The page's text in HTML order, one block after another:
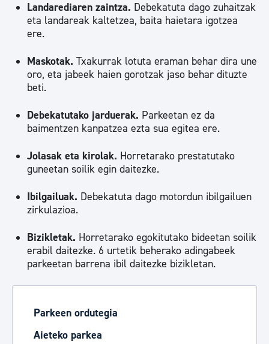
Landarediaren zaintza. Debekatuta dago zuhaitzak
eta landareak kaltetzea, baita haietara igotzea
ere.
Maskotak. Txakurrak lotuta eraman behar dira une
oro, eta jabeek haien gorotzak jaso behar dituzte
beti.
Debekatutako jarduerak. Parkeetan ez da
baimentzen kanpatzea ezta sua egitea ere.
Jolasak eta kirolak. Horretarako prestatutako
guneetan soilik egin daitezke.
Ibilgailuak. Debekatuta dago motordun ibilgailuen
zirkulazioa.
Bizikletak. Horretarako egokitutako bideetan soilik
erabil daitezke. 6 urtetik beherako adingabeek
parkeetan barrena ibil daitezke bizikletan.
Parkeen ordutegia
Aieteko parkea